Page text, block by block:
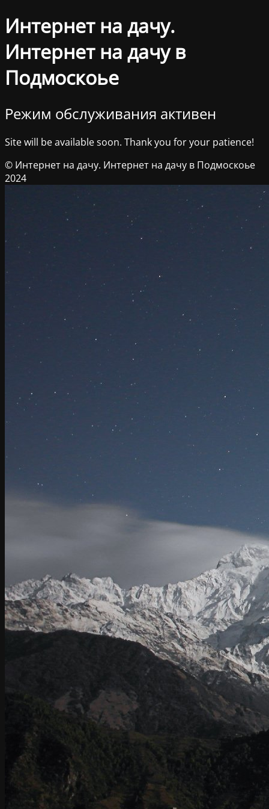
Интернет на дачу.
Интернет на дачу в
Подмоскоье
Режим обслуживания активен
Site will be available soon. Thank you for your patience!
© Интернет на дачу. Интернет на дачу в Подмоскоье
2024